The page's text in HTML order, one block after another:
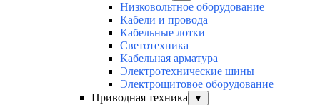
Низковольтное оборудование
Кабели и провода
Кабельные лотки
Светотехника
Кабельная арматура
Электротехнические шины
Электрощитовое оборудование
Приводная техника
▼